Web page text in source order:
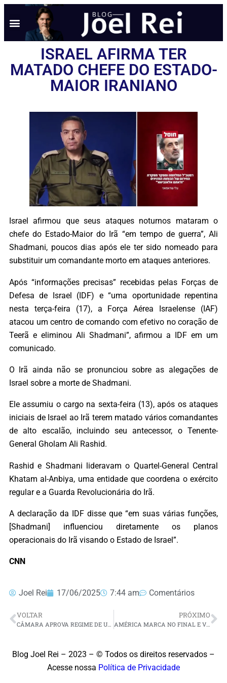
ISRAEL AFIRMA TER
MATADO CHEFE DO ESTADO-
MAIOR IRANIANO
Israel afirmou que seus ataques noturnos mataram o
chefe do Estado-Maior do Irã “em tempo de guerra”, Ali
Shadmani, poucos dias após ele ter sido nomeado para
substituir um comandante morto em ataques anteriores.
Após “informações precisas” recebidas pelas Forças de
Defesa de Israel (IDF) e “uma oportunidade repentina
nesta terça-feira (17), a Força Aérea Israelense (IAF)
atacou um centro de comando com efetivo no coração de
Teerã e eliminou Ali Shadmani”, afirmou a IDF em um
comunicado.
O Irã ainda não se pronunciou sobre as alegações de
Israel sobre a morte de Shadmani.
Ele assumiu o cargo na sexta-feira (13), após os ataques
iniciais de Israel ao Irã terem matado vários comandantes
de alto escalão, incluindo seu antecessor, o Tenente-
General Gholam Ali Rashid.
Rashid e Shadmani lideravam o Quartel-General Central
Khatam al-Anbiya, uma entidade que coordena o exército
regular e a Guarda Revolucionária do Irã.
A declaração da IDF disse que “em suas várias funções,
[Shadmani] influenciou diretamente os planos
operacionais do Irã visando o Estado de Israel”.
CNN
Joel Rei 17/06/2025 7:44 am Comentários
VOLTAR
CÂMARA APROVA REGIME DE URGÊNCIA PARA DERRUBAR ALTA DO IOF
PRÓXIMO
AMÉRICA MARCA NO FINAL E VENCE FERROVIÁRIO NA SÉRIE D
Blog Joel Rei – 2023 – © Todos os direitos reservados –
Acesse nossa Política de Privacidade